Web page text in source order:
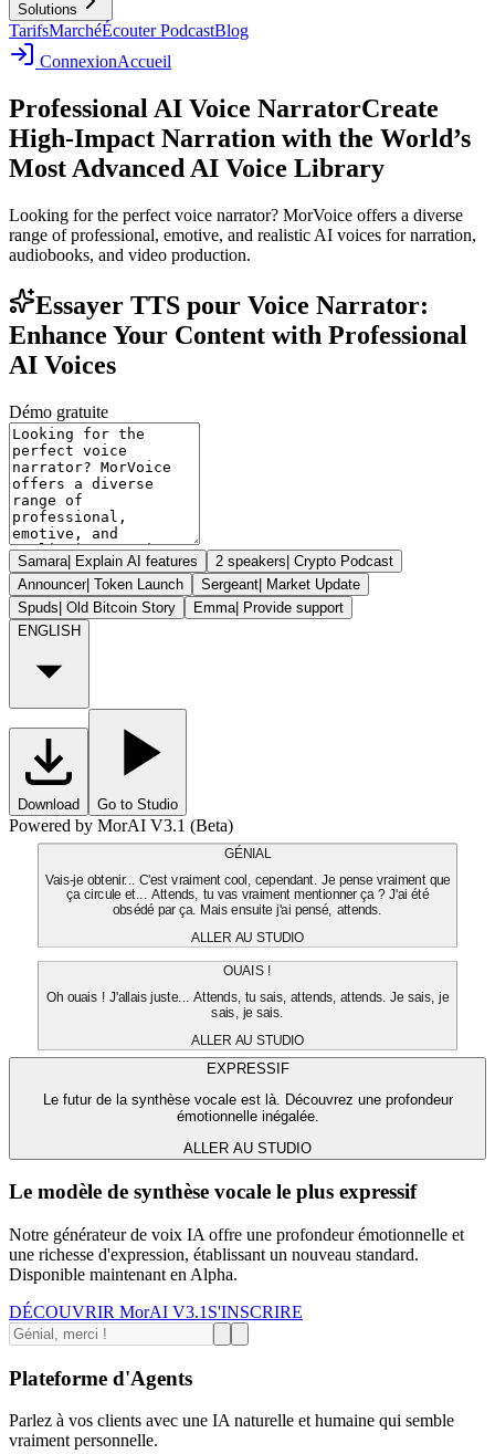
Solutions
TarifsMarchéÉcouter PodcastBlog
ConnexionAccueil
Professional AI Voice NarratorCreate
High-Impact Narration with the World’s
Most Advanced AI Voice Library
Looking for the perfect voice narrator? MorVoice offers a diverse
range of professional, emotive, and realistic AI voices for narration,
audiobooks, and video production.
Essayer TTS pour Voice Narrator:
Enhance Your Content with Professional
AI Voices
Démo gratuite
Samara| Explain AI features 2 speakers| Crypto Podcast
Announcer| Token Launch Sergeant| Market Update
Spuds| Old Bitcoin Story Emma| Provide support
ENGLISH
Download Go to Studio
Powered by MorAI V3.1 (Beta)
GÉNIAL
Vais-je obtenir... C'est vraiment cool, cependant. Je pense vraiment que
ça circule et... Attends, tu vas vraiment mentionner ça ? J'ai été
obsédé par ça. Mais ensuite j'ai pensé, attends.
ALLER AU STUDIO
OUAIS !
Oh ouais ! J'allais juste... Attends, tu sais, attends, attends. Je sais, je
sais, je sais.
ALLER AU STUDIO
EXPRESSIF
Le futur de la synthèse vocale est là. Découvrez une profondeur
émotionnelle inégalée.
ALLER AU STUDIO
Le modèle de synthèse vocale le plus expressif
Notre générateur de voix IA offre une profondeur émotionnelle et
une richesse d'expression, établissant un nouveau standard.
Disponible maintenant en Alpha.
DÉCOUVRIR MorAI V3.1 S'INSCRIRE
Plateforme d'Agents
Parlez à vos clients avec une IA naturelle et humaine qui semble
vraiment personnelle.